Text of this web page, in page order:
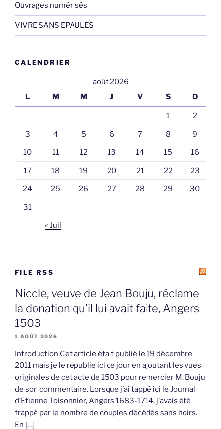
Ouvrages numérisés
VIVRE SANS EPAULES
CALENDRIER
août 2026
L
M M J V S D
1 2
3 4 5 6 7 8 9
10 11 12 13 14 15 16
17 18 19 20 21 22 23
24 25 26 27 28 29 30
31
« Juil
FILE RSS
Nicole, veuve de Jean Bouju, réclame
la donation qu’il lui avait faite, Angers
1503
1 AOÛT 2026
Introduction Cet article était publié le 19 décembre
2011 mais je le republie ici ce jour en ajoutant les vues
originales de cet acte de 1503 pour remercier M. Bouju
de son commentaire. Lorsque j’ai tappé ici le Journal
d’Etienne Toisonnier, Angers 1683-1714, j’avais été
frappé par le nombre de couples décédés sans hoirs.
En […]